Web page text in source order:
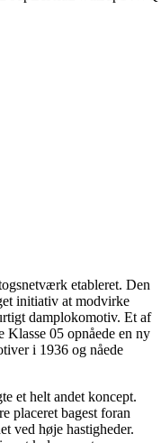
etableret. Den
initiativ at modvirke
damplokomotiv. Et af
Klasse 05 opnåede en ny
i 1936 og nåede
et helt andet koncept.
placeret bagest foran
ved høje hastigheder.